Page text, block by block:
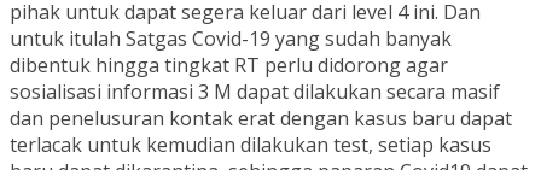
pihak untuk dapat segera keluar dari level 4 ini. Dan
untuk itulah Satgas Covid-19 yang sudah banyak
dibentuk hingga tingkat RT perlu didorong agar
sosialisasi informasi 3 M dapat dilakukan secara masif
dan penelusuran kontak erat dengan kasus baru dapat
terlacak untuk kemudian dilakukan test, setiap kasus